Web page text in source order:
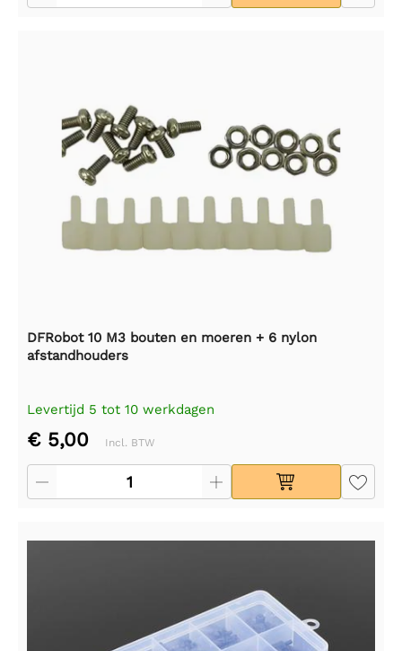
DFRobot 10 M3 bouten en moeren + 6 nylon
afstandhouders
Levertijd 5 tot 10 werkdagen
€ 5,00 Incl. BTW